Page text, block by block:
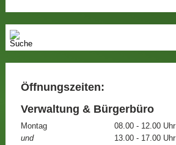
Öffnungszeiten:
Verwaltung & Bürgerbüro
Montag
08.00 - 12.00 Uhr
und
13.00 - 17.00 Uhr